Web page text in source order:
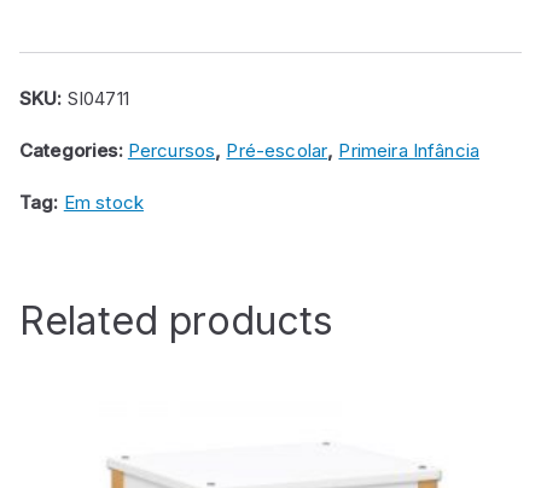
quantity
SKU: SI04711
Categories: Percursos, Pré-escolar, Primeira Infância
Tag: Em stock
Related products